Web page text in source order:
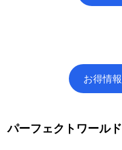
お得情
パーフェクトワール